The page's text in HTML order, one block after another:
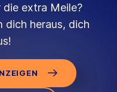
die extra Meile?
dich heraus, dich